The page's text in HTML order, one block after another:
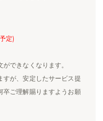
定)
できなくなります。
すが、安定したサービス提
卒ご理解賜りますようお願